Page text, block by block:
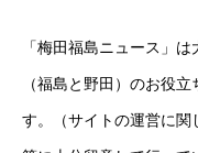
「梅田福島ニュース」
（福島と野田）のお役
す。（サイトの運営に